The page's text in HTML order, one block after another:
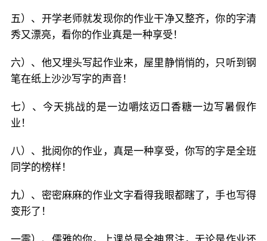
五）、开学老师就发现你的作业干净又整齐，你的字清
秀又漂亮，看你的作业真是一种享受！
六）、他又埋头写起作业来，屋里静悄悄的，只听到钢
笔在纸上沙沙写字的声音！
七）、今天挑战的是一边嚼炫迈口香糖一边写暑假作
业！
八）、批阅你的作业，真是一种享受，你写的字是全班
同学的榜样！
九）、密密麻麻的作业文字看得我眼都瞎了，手也写得
变形了！